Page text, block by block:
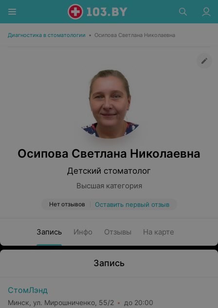
Диагностика в стоматологии • Осипова Светлана Николаевна
Осипова Светлана Николаевна
Детский стоматолог
Высшая категория
Нет отзывов Оставить первый отзыв
Запись Инфо Отзывы На карте
Запись
СтомЛэнд
Минск, ул. Мирошниченко, 55/2 до 20:00